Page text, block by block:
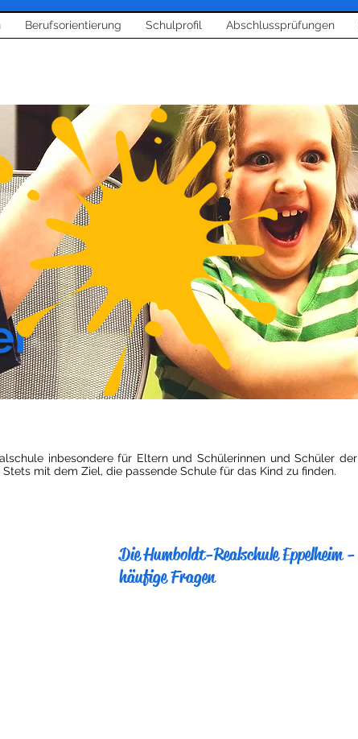
Berufsorientierung Schulprofil Abschlussprüfungen
inbesondere für Eltern und Schülerinnen und Schüler
mit dem Ziel, die passende Schule für das Kind zu finden.
Die Humboldt-Realschule Eppelheim
häufige Fragen